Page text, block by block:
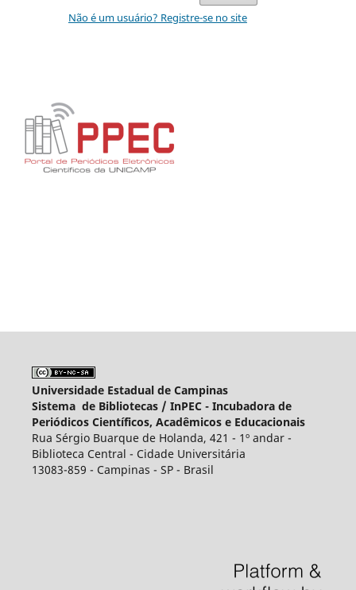
Não é um usuário? Registre-se no site
Universidade Estadual de Campinas
Sistema de Bibliotecas / InPEC - Incubadora de
Periódicos Científicos, Acadêmicos e Educacionais
Rua Sérgio Buarque de Holanda, 421 - 1º andar -
Biblioteca Central - Cidade Universitária
13083-859 - Campinas - SP - Brasil